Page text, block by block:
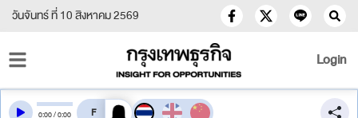
วันจันทร์ ที่ 10 สิงหาคม 2569
Login
0:00/0:00 สลับเสียงอ่าน